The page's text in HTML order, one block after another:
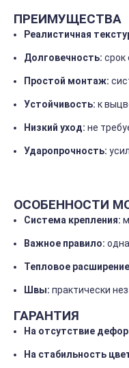
ПРЕИМУЩЕСТВА
Реалистичная
Долговечность: срок
Простой монтаж:
Устойчивость: к
Низкий уход: не
Ударопрочность:
ОСОБЕННОСТИ
Система крепления:
Важное правило: одна
Тепловое
Швы: практически
ГАРАНТИЯ
На отсутствие
На стабильность